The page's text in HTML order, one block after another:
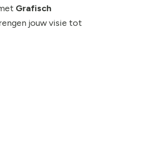
Grafisch
jouw visie tot